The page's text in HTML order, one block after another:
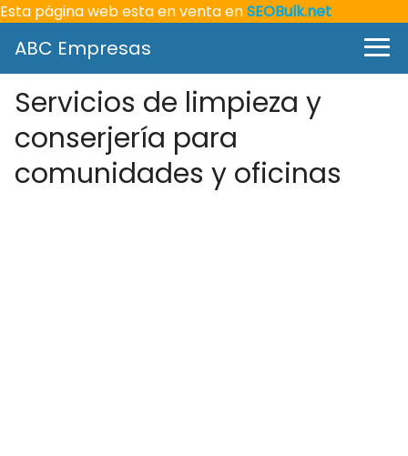
Esta página web esta en venta enSEOBulk.net
ABC Empresas
Servicios de limpieza y
conserjería para
comunidades y oficinas